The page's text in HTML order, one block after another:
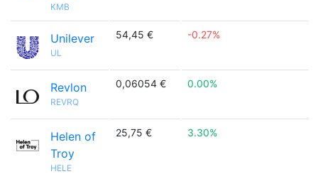
KMB
Unilever
UL
54,45 € -0.27%
Revlon
REVRQ
0,06054 € 0.00%
Helen of
Troy
HELE
25,75 € 3.30%